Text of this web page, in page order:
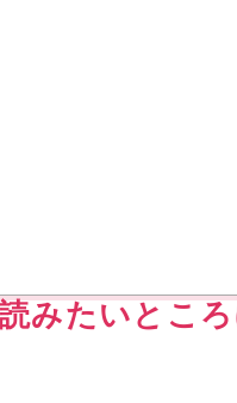
みたいとこ